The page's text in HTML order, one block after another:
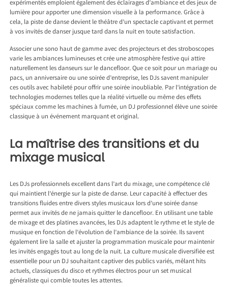
expérimentés emploient également des éclairages d’ambiance et des jeux de
lumière pour apporter une dimension visuelle à la performance. Grâce à
cela, la piste de danse devient le théâtre d’un spectacle captivant et permet
à vos invités de danser jusque tard dans la nuit en toute satisfaction.
Associer une sono haut de gamme avec des projecteurs et des stroboscopes
varie les ambiances lumineuses et crée une atmosphère festive qui attire
naturellement les danseurs sur le dancefloor. Que ce soit pour un mariage ou
pacs, un anniversaire ou une soirée d’entreprise, les DJs savent manipuler
ces outils avec habileté pour offrir une soirée inoubliable. Par l’intégration de
technologies modernes telles que la réalité virtuelle ou même des effets
spéciaux comme les machines à fumée, un DJ professionnel élève une soirée
classique à un événement marquant et original.
La maîtrise des transitions et du
mixage musical
Les DJs professionnels excellent dans l’art du mixage, une compétence clé
qui maintient l’énergie sur la piste de danse. Leur capacité à effectuer des
transitions fluides entre divers styles musicaux lors d’une soirée danse
permet aux invités de ne jamais quitter le dancefloor. En utilisant une table
de mixage et des platines avancées, les DJs adaptent le rythme et le style de
musique en fonction de l’évolution de l’ambiance de la soirée. Ils savent
également lire la salle et ajuster la programmation musicale pour maintenir
les invités engagés tout au long de la nuit. La culture musicale diversifiée est
essentielle pour un DJ souhaitant captiver des publics variés, mêlant hits
actuels, classiques du disco et rythmes électros pour un set musical
généraliste qui comble toutes les attentes.